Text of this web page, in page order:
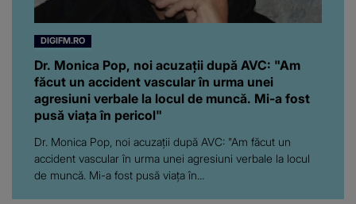
DIGIFM.RO
Dr. Monica Pop, noi acuzații după AVC: "Am
făcut un accident vascular în urma unei
agresiuni verbale la locul de muncă. Mi-a fost
pusă viața în pericol"
Dr. Monica Pop, noi acuzații după AVC: "Am făcut un
accident vascular în urma unei agresiuni verbale la locul
de muncă. Mi-a fost pusă viața în...